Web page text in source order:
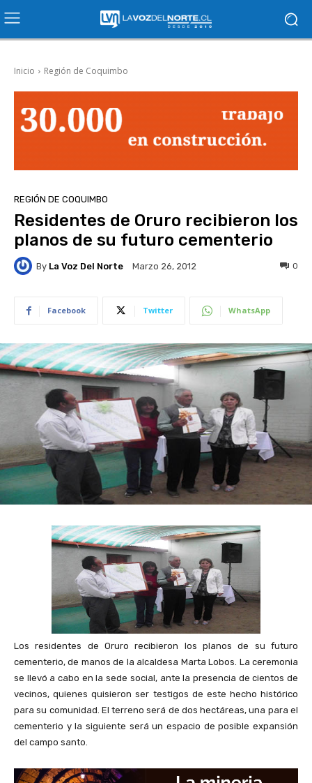
Inicio Región de Coquimbo
REGIÓN DE COQUIMBO
Residentes de Oruro recibieron los
planos de su futuro cementerio
By La Voz Del Norte Marzo 26, 2012 0
Facebook Twitter WhatsApp
Los residentes de Oruro recibieron los planos de su futuro
cementerio, de manos de la alcaldesa Marta Lobos. La ceremonia
se llevó a cabo en la sede social, ante la presencia de cientos de
vecinos, quienes quisieron ser testigos de este hecho histórico
para su comunidad. El terreno será de dos hectáreas, una para el
cementerio y la siguiente será un espacio de posible expansión
del campo santo.